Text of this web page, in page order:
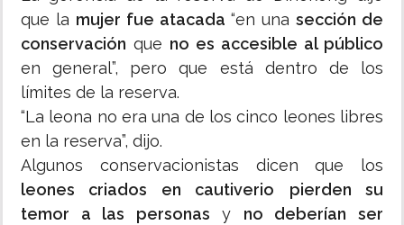
que la mujer fue atacada “en unasección de
conservación que no es accesible al público
en general”, pero que está dentro de los
límites de la reserva.
“La leona no era una de los cinco leones libres
en la reserva”, dijo.
Algunos conservacionistas dicen que los
leones criados en cautiverio
pierden su
temor a las personas y no deberían ser